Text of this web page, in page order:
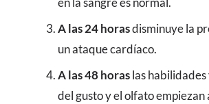
A las 24 horasdisminuye la
un ataque cardíaco.
A las 48 horaslas habilidades
del gusto y el olfato empiezan